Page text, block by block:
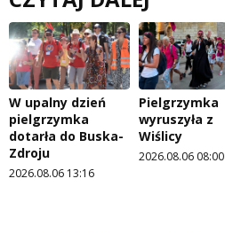
W upalny dzień
pielgrzymka
dotarła do Buska-
Zdroju
2026.08.06 13:16
Pielgrzymka
wyruszyła z
Wiślicy
2026.08.06 08:00